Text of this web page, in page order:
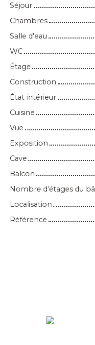
Séjour
Chambres
Salle d'eau
WC
Étage
Construction
État intérieur
Cuisine
Vue
Exposition
Cave
Balcon
Nombre d'étages du
Localisation
Référence